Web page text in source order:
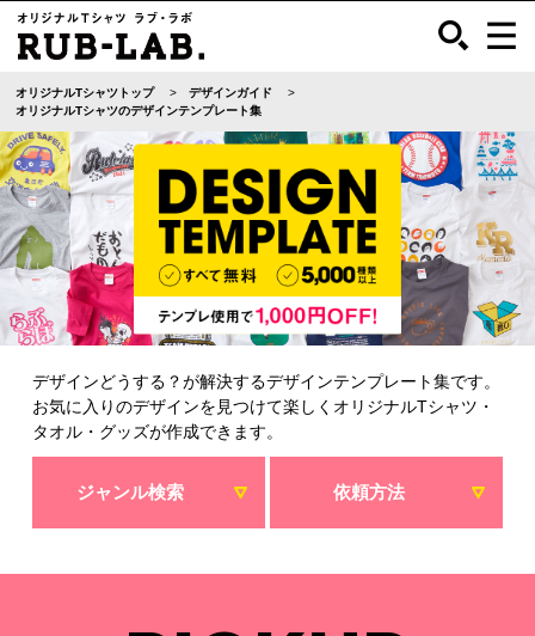
オリジナルTシャツトップ
デザインガイド
オリジナルTシャツのデザインテンプレート集
デザインどうする？が解決するデザインテンプレート集です。
お気に入りのデザインを見つけて楽しくオリジナルTシャツ・
タオル・グッズが作成できます。
ジャンル検索 依頼方法